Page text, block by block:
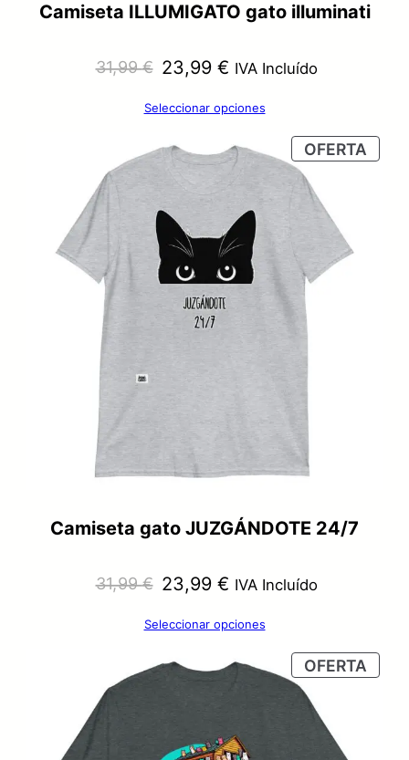
Camiseta ILLUMIGATO gato illuminati
31,99€ El
precio
era:
31,99 €.
23,99 €El
precio
es:
23,99 €.
IVA Incluído
Seleccionar opciones
OFERTA
EN
Camiseta gato JUZGÁNDOTE 24/7
31,99€ El
precio
era:
23,99 €El
precio
IVA Incluído
Seleccionar opciones
OFERTA
EN